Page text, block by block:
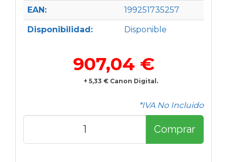
EAN: 199251735257
Disponibilidad: Disponible
907,04 €
+ 5,33 € Canon Digital.
*IVA No Incluido
Comprar